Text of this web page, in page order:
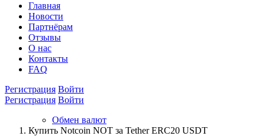
Главная
Новости
Партнёрам
Отзывы
О нас
Контакты
FAQ
Регистрация Войти
Регистрация Войти
Обмен валют
Купить Notcoin NOT за Tether ERC20 USDT